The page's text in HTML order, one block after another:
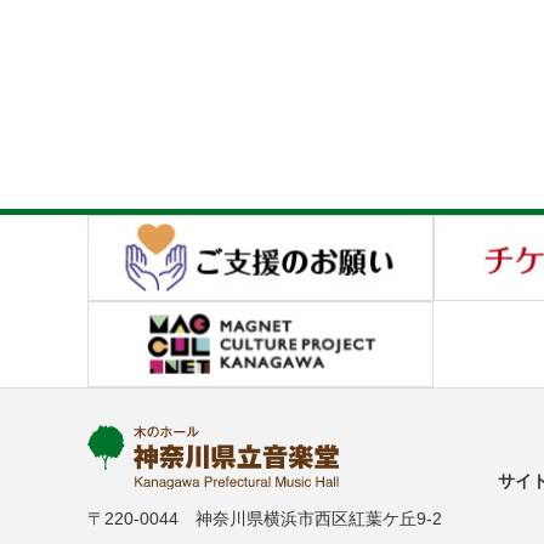
〒220-0044 神奈川県横浜市西区紅葉ケ丘9-2
サイ